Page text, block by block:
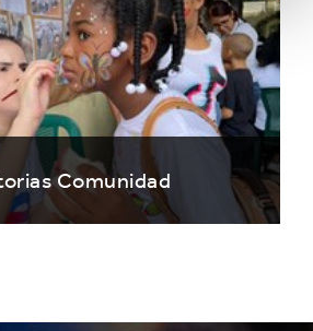
Comunidad
Clientes